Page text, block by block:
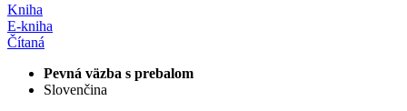
Kniha
E-kniha
Čítaná
Pevná väzba s prebalom
Slovenčina